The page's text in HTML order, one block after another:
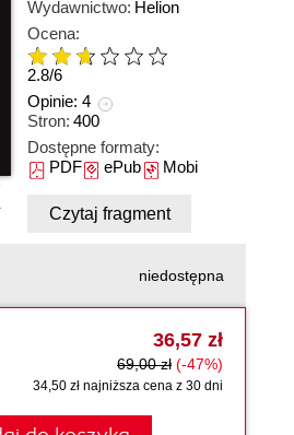
Wydawnictwo: Helion
Ocena:
2.8/6
Opinie: 4
Stron: 400
Dostępne formaty:
PDFePubMobi
Czytaj fragment
niedostępna
36,57 zł
69,00 zł (-47%)
34,50 zł najniższa cena z 30 dni